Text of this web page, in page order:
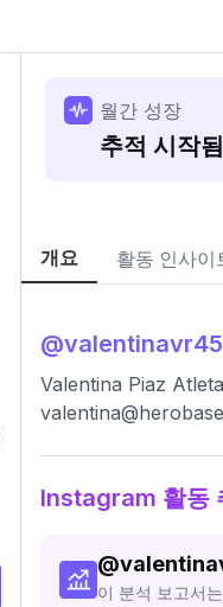
월간 성장
추적 시작됨
개요 활동 인사이
@
Valentina Piaz
Instagram 활동
@
이 분석 보고서